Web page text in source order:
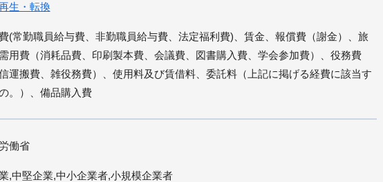
生・転換
(常勤職員給与費、非勤職員給与費、法定福利費)、賃金、報償費（謝金）、旅
用費（消耗品費、印刷製本費、会議費、図書購入費、学会参加費）、役務費
信運搬費、雑役務費）、使用料及び賃借料、委託料（上記に掲げる経費に該当す
。）、備品購入費
働省
,中堅企業,中小企業者,小規模企業者